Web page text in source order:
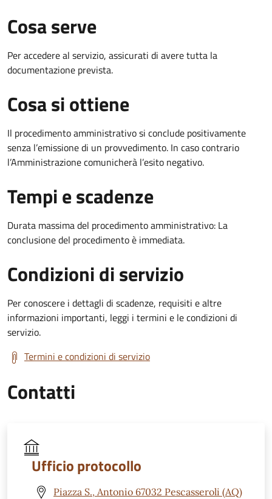
Cosa serve
Per accedere al servizio, assicurati di avere tutta la
documentazione prevista.
Cosa si ottiene
Il procedimento amministrativo si conclude positivamente
senza l’emissione di un provvedimento. In caso contrario
l’Amministrazione comunicherà l’esito negativo.
Tempi e scadenze
Durata massima del procedimento amministrativo: La
conclusione del procedimento è immediata.
Condizioni di servizio
Per conoscere i dettagli di scadenze, requisiti e altre
informazioni importanti, leggi i termini e le condizioni di
servizio.
Termini e condizioni di servizio
Contatti
Ufficio protocollo
Piazza S., Antonio 67032 Pescasseroli (AQ)